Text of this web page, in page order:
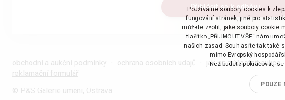
obchodní a aukční podmínky · ochrana osobních údajů · jak se zúčastnit aukce
reklamační formulář
© P&S Galerie umění, Ostrava
Používáme soubory cookies k
fungování stránek, jiné pro
můžete zvolit, jaké soubory cookie
tlačítko „PŘIJMOUT VŠE“ nám
našich zásad. Souhlasíte tak také
mimo Evropský
Než budete pokračovat,
POUZE